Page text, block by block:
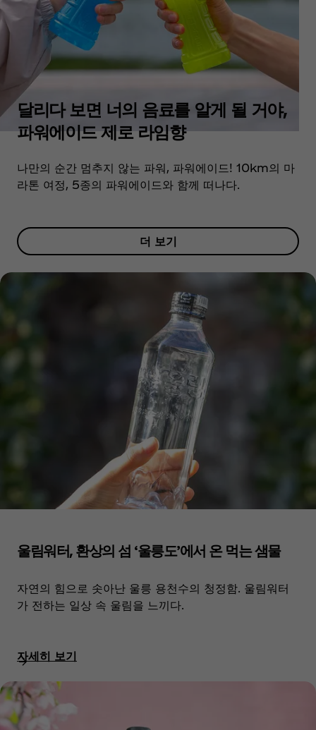
달리다 보면 너의 음료를 알게 될 거야,
파워에이드 제로 라임향
나만의 순간 멈추지 않는 파워, 파워에이드! 10km의 마
라톤 여정, 5종의 파워에이드와 함께 떠나다.
더 보기
울림워터, 환상의 섬 ‘울릉도’에서 온 먹는 샘물
자연의 힘으로 솟아난 울릉 용천수의 청정함. 울림워터
가 전하는 일상 속 울림을 느끼다.
자세히 보기